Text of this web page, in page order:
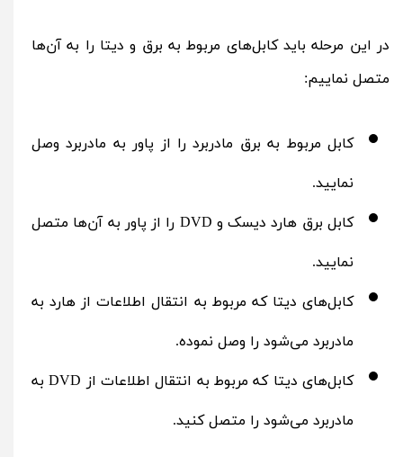
در این مرحله باید کابل‌های مربوط به برق و دیتا را به آن‌ها
متصل نماییم:
کابل مربوط به برق مادربرد را از پاور به مادربرد وصل
نمایید.
کابل برق هارد دیسک و DVD را از پاور به آن‌ها متصل
نمایید.
کابل‌های دیتا که مربوط به انتقال اطلاعات از هارد به
مادربرد می‌شود را وصل نموده.
کابل‌های دیتا که مربوط به انتقال اطلاعات از DVD به
مادربرد می‌شود را متصل کنید.